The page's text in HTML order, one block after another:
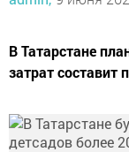
В Татарстане
затрат составит